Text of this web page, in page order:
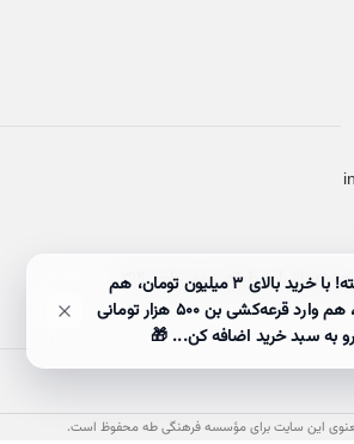
مجتمع ناشران، طبقه سوم، واحد ۳۱۴
این سایت برای مؤسسه فرهنگی طه محفوظ است.
🎉 حراج ۵۰٪ آخر هفته! با خرید بالای 3 میلیون تومان، هم
ارسالت رایگان میشه، هم وارد قرعه‌کشی بن ۵۰۰ هزار تومانی
به سبد خرید اضافه کن... 🎁